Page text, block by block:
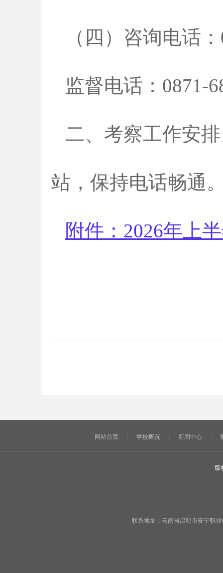
（四）咨询电话
监督电话：0871-
二、考察工作安
站，保持电话畅通
附件： 2026年上
网站首页 学校概况 新闻中心
版
联系地址：云南省昆明市安宁职